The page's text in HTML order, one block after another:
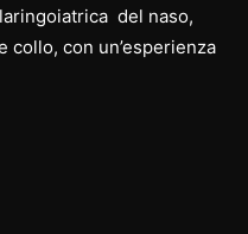
del naso,
collo, con un’esperienza